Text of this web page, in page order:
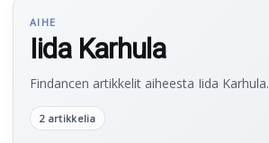
AIHE
Iida Karhula
Findancen artikkelit aiheesta Iida Karhula.
2 artikkelia